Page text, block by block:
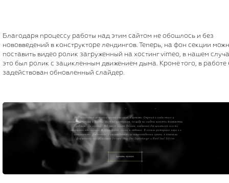
Благодаря процессу работы над этим сайтом не обошлось и без
нововведений в конструкторе лендингов. Теперь, на фон секции
поставить видео ролик загруженный на хостинг vimeo, в нашем
это был ролик с зацикленным движением дыма. Кроме того, в работе
задействован обновленный слайдер.